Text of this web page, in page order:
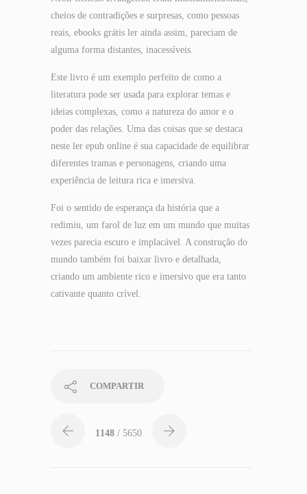
cheios de contradições e surpresas, como pessoas
reais, ebooks grátis ler ainda assim, pareciam de
alguma forma distantes, inacessíveis.
Este livro é um exemplo perfeito de como a
literatura pode ser usada para explorar temas e
ideias complexas, como a natureza do amor e o
poder das relações. Uma das coisas que se destaca
neste ler epub online é sua capacidade de equilibrar
diferentes tramas e personagens, criando uma
experiência de leitura rica e imersiva.
Foi o sentido de esperança da história que a
redimiu, um farol de luz em um mundo que muitas
vezes parecia escuro e implacável. A construção do
mundo também foi baixar livro e detalhada,
criando um ambiente rico e imersivo que era tanto
cativante quanto crível.
COMPARTIR
1148 / 5650